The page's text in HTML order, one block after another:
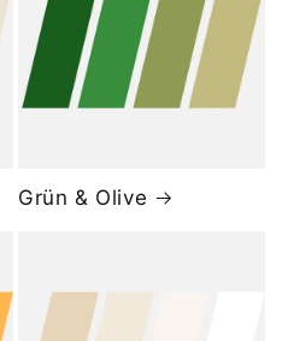
Grün & Olive